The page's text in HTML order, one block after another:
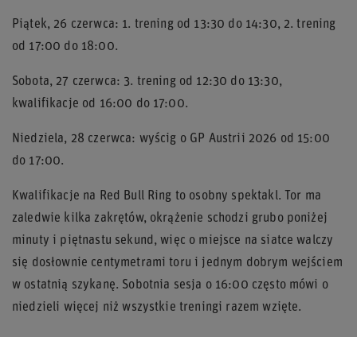
Piątek, 26 czerwca: 1. trening od 13:30 do 14:30, 2. trening
od 17:00 do 18:00.
Sobota, 27 czerwca: 3. trening od 12:30 do 13:30,
kwalifikacje od 16:00 do 17:00.
Niedziela, 28 czerwca: wyścig o GP Austrii 2026 od 15:00
do 17:00.
Kwalifikacje na Red Bull Ring to osobny spektakl. Tor ma
zaledwie kilka zakrętów, okrążenie schodzi grubo poniżej
minuty i piętnastu sekund, więc o miejsce na siatce walczy
się dosłownie centymetrami toru i jednym dobrym wejściem
w ostatnią szykanę. Sobotnia sesja o 16:00 często mówi o
niedzieli więcej niż wszystkie treningi razem wzięte.